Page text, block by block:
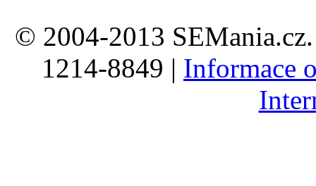
© 2004-2013
1214-8849 | Informace